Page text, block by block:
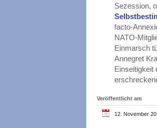
Sezession,
facto-
NATO-
Einmarsch
Annegret
Einseitigkeit
Veröffentlicht am
12. November